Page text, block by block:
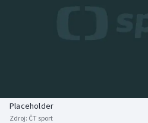
Biatlon
Aplikace ČT sport
Placeholder
Zdroj: ČT sport